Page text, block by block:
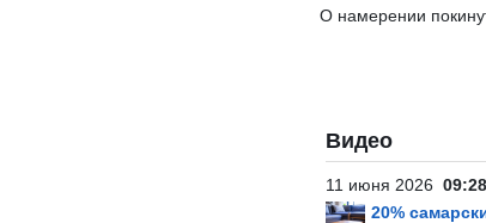
О намерении
Видео
11 июня 2026 09:28
20%